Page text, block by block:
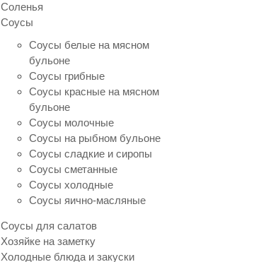
Соленья
Соусы
Соусы белые на мясном
бульоне
Соусы грибные
Соусы красные на мясном
бульоне
Соусы молочные
Соусы на рыбном бульоне
Соусы сладкие и сиропы
Соусы сметанные
Соусы холодные
Соусы яично-масляные
Соусы для салатов
Хозяйке на заметку
Холодные блюда и закуски